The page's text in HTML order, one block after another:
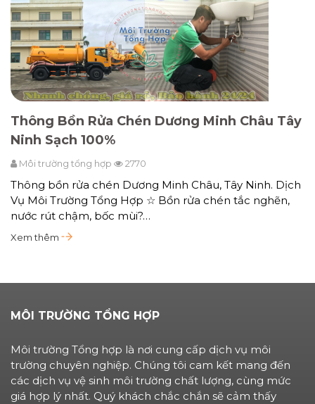
Thông Bồn Rửa Chén Dương Minh Châu Tây
Ninh Sạch 100%
Môi trường tổng hợp 2770
Thông bồn rửa chén Dương Minh Châu, Tây Ninh. Dịch
Vụ Môi Trường Tổng Hợp ☆ Bồn rửa chén tắc nghẽn,
nước rút chậm, bốc mùi?…
Xem thêm
MÔI TRƯỜNG TỔNG HỢP
Môi trường Tổng hợp là nơi cung cấp dịch vụ môi
trường chuyên nghiệp. Chúng tôi cam kết mang đến
các dịch vụ vệ sinh môi trường chất lượng, cùng mức
giá hợp lý nhất. Quý khách chắc chắn sẽ cảm thấy